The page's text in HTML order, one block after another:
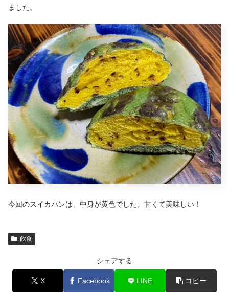
ました。
今回のスイカパンは、中身が黄色でした。甘くて美味しい！
飲食
シェアする
X Facebook LINE コピー